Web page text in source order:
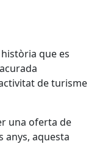
que es
de turisme
una oferta de
anys, aquesta